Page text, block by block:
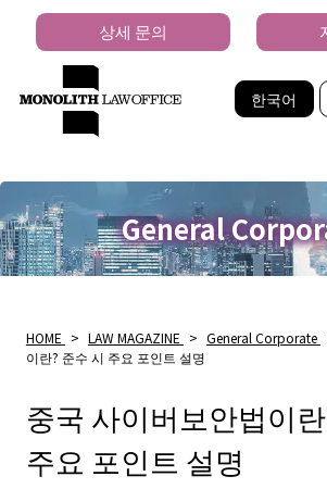
한국어
상세 문의
General
HOME > LAW MAGAZINE > General Corporate
이란? 준수 시 주요 포인트 설명
중국 사이버보안법이
주요 포인트 설명